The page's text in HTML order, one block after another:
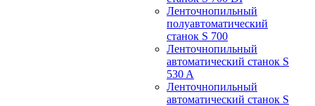
Ленточнопильный
полуавтоматический
станок S 700
Ленточнопильный
автоматический станок S
530 A
Ленточнопильный
автоматический станок S